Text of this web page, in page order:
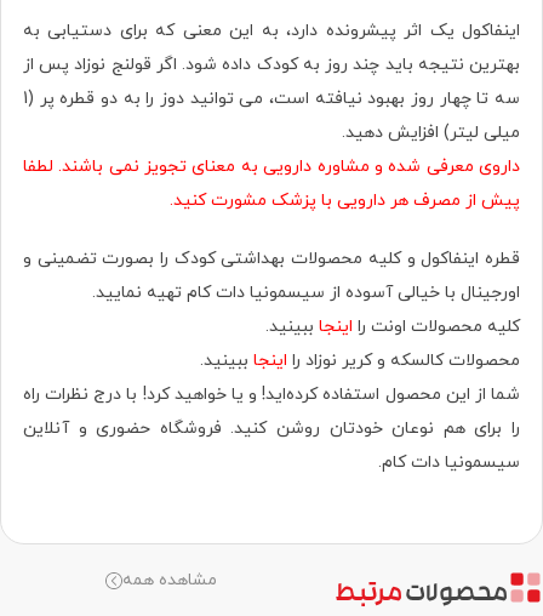
اینفاکول یک اثر پیشرونده دارد، به این معنی که برای دستیابی به
بهترین نتیجه باید چند روز به کودک داده شود. اگر قولنج نوزاد پس از
سه تا چهار روز بهبود نیافته است، می توانید دوز را به دو قطره پر (1
میلی لیتر) افزایش دهید.
داروی معرفی شده و مشاوره دارویی به معنای تجویز نمی باشند. لطفا
پیش از مصرف هر دارویی با پزشک مشورت کنید.
قطره اینفاکول و کلیه محصولات بهداشتی کودک را بصورت تضمینی و
اورجینال با خیالی آسوده از سیسمونیا دات کام تهیه نمایید.
کلیه محصولات اونت را اینجا ببینید.
محصولات کالسکه و کریر نوزاد را اینجا ببینید.
شما از این محصول استفاده کرده‌اید! و یا خواهید کرد! با درج نظرات راه
را برای هم نوعان خودتان روشن کنید. فروشگاه حضوری‌ و آنلاین
سیسمونیا دات کام.
محصولاتمرتبط مشاهده همه